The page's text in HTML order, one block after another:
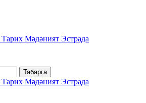
Тарих Мәдәният Эстрада
Табарга
Тарих Мәдәният Эстрада